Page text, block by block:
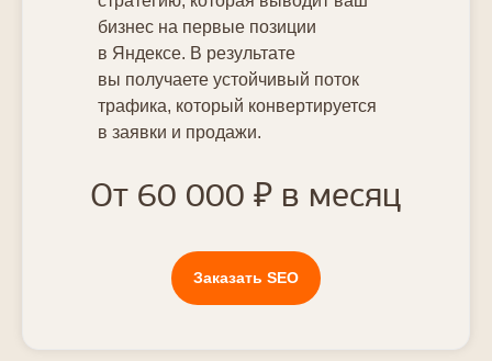
бизнес на первые позиции
в Яндексе. В результате
вы получаете устойчивый поток
трафика, который конвертируется
в заявки и продажи.
От 60 000 ₽ в месяц
Заказать SEO